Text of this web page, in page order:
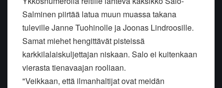
Salminen piirtää latua muun muassa takana
tuleville Janne Tuohinolle ja Joonas Lindroosille.
Samat miehet hengittävät pisteissä
karkkilalaiskuljettajan niskaan. Salo ei kuitenkaan
vierasta tienavaajan rooliaan.
"Veikkaan, että ilmanhaltijat ovat meidän